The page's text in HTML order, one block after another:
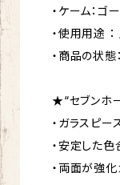
・ケーム：ゴ
・使用用途
・商品の状態
★“セブンホ
・ガラスピー
・安定した色
・両面が強